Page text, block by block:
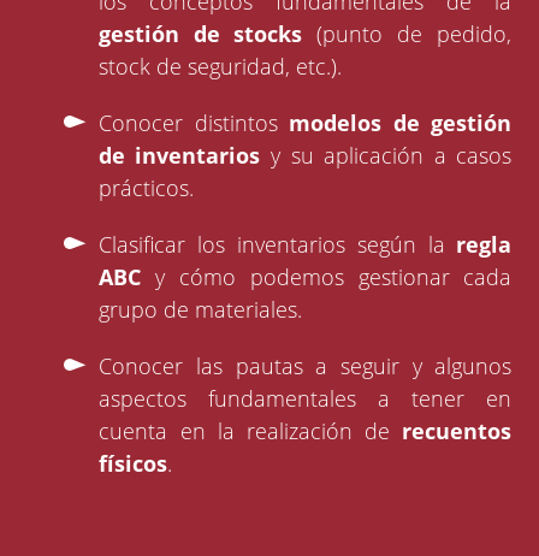
gestión de stocks (punto de pedido,
stock de seguridad, etc.).
Conocer distintos modelos de gestión
de inventarios y su aplicación a casos
prácticos.
Clasificar los inventarios según la regla
ABC y cómo podemos gestionar cada
grupo de materiales.
Conocer las pautas a seguir y algunos
aspectos fundamentales a tener en
cuenta en la realización de recuentos
físicos.